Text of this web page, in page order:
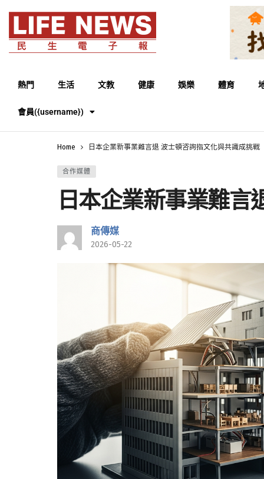
熱門 生活 文教 健康 娛樂 體育
會員({username})
Home 日本企業新事業難言退 波士頓咨詢指文化與共識成挑戰
合作媒體
日本企業新事業難言
商傳媒
2026-05-22